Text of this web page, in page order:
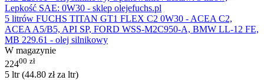
5 litrów FUCHS TITAN GT1 FLEX C2 0W30 - ACEA C2,
ACEA A5/B5, API SP, FORD WSS-M2C950-A, BMW LL-12 FE,
MB 229.61 - olej silnikowy
W magazynie
22400 zł
5 ltr (44.80 złza ltr)